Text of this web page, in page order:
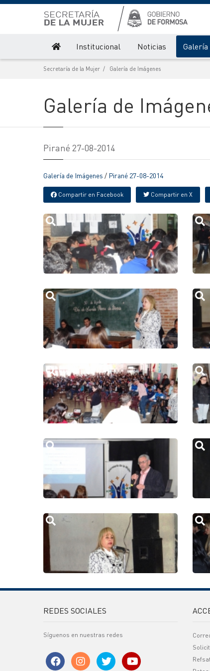
Institucional Noticias Galería
Secretaría de la Mujer Galería de Imágenes
Galería de
Pirané 27-08-2014
Galería de Imágenes / Pirané 27-08-2014
Compartir en Facebook Compartir en X
REDES SOCIALES
Síguenos en nuestras redes